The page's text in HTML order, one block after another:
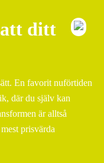
att ditt
En favorit nuförtiden
där du själv kan
är alltså
prisvärda